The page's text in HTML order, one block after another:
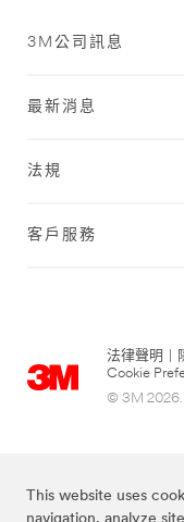
This website uses
3M公司訊息
最新消息
法規
客戶服務
法律聲明
Cookie
© 3M 2026.